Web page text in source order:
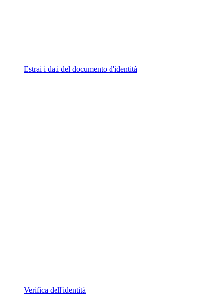
Estrai i dati del documento d'identità
Verifica dell'identità